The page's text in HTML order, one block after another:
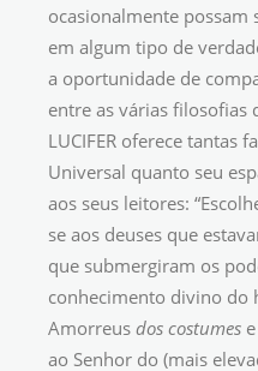
ocasionalmente possam
em algum tipo de
a oportunidade de
entre as várias filosofias
LUCIFER oferece tantas
Universal quanto seu
aos seus leitores:
se aos deuses que
que submergiram os
conhecimento divino do
Amorreus dos costumes
ao Senhor do (mais